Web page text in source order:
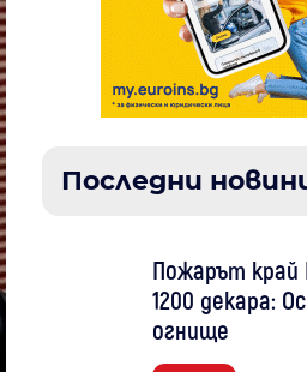
Последни
Пожарът край
1200 декара:
огнище